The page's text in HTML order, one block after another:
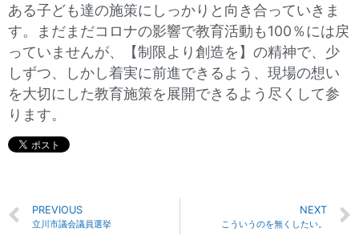
ある子ども達の施策にしっかりと向き合っていきま
す。まだまだコロナの影響で教育活動も100％には戻
っていませんが、【制限より創造を】の精神で、少
しずつ、しかし着実に前進できるよう、現場の想い
を大切にした教育施策を展開できるよう尽くして参
ります。
PREVIOUS
立川市議会議員選挙
NEXT
こういうのを無くしたい。